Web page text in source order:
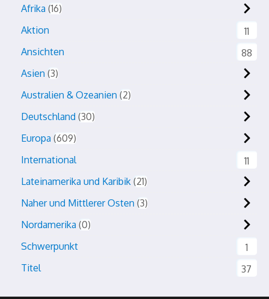
Afrika 16
Aktion
11
Ansichten
88
Asien 3
Australien & Ozeanien 2
Deutschland 30
Europa 609
International
11
Lateinamerika und Karibik 21
Naher und Mittlerer Osten 3
Nordamerika 0
Schwerpunkt
1
Titel
37